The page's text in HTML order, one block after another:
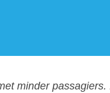
minder